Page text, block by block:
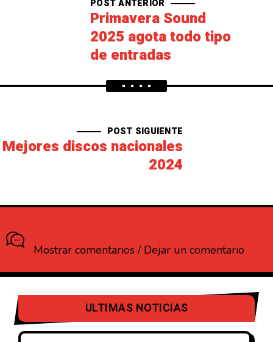
POST ANTERIOR
Primavera Sound
2025 agota todo tipo
de entradas
POST SIGUIENTE
Mejores discos nacionales
2024
Mostrar comentarios / Dejar un comentario
ULTIMAS NOTICIAS